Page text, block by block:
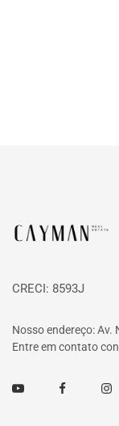
Página inicial
CRECI: 8593J
Nosso endereço: Av.
Entre em contato
Youtube Facebook